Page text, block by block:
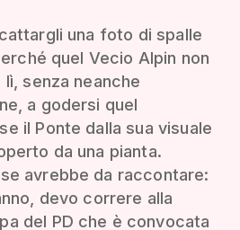
una foto di spalle
quel Vecio Alpin non
lì, senza neanche
a godersi quel
il Ponte dalla sua visuale
da una pianta.
avrebbe da raccontare:
devo correre alla
del PD che è convocata